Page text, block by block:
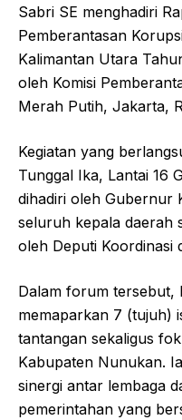
Sabri SE menghadiri
Pemberantasan
Kalimantan Utara
oleh Komisi
Merah Putih, Jakarta,
Kegiatan yang
Tunggal Ika, Lantai 16
dihadiri oleh Gubernur
seluruh kepala daerah
oleh Deputi Koordinasi
Dalam forum tersebut,
memaparkan 7 (tujuh)
tantangan sekaligus
Kabupaten Nunukan.
sinergi antar lembaga
pemerintahan yang